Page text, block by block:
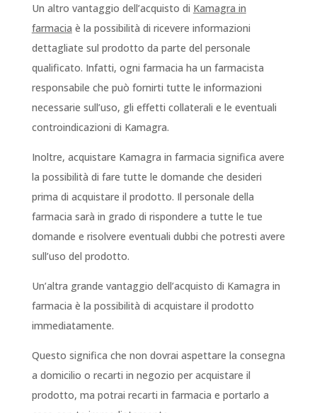
Un altro vantaggio dell’acquisto di Kamagra in
farmacia è la possibilità di ricevere informazioni
dettagliate sul prodotto da parte del personale
qualificato. Infatti, ogni farmacia ha un farmacista
responsabile che può fornirti tutte le informazioni
necessarie sull’uso, gli effetti collaterali e le eventuali
controindicazioni di Kamagra.
Inoltre, acquistare Kamagra in farmacia significa avere
la possibilità di fare tutte le domande che desideri
prima di acquistare il prodotto. Il personale della
farmacia sarà in grado di rispondere a tutte le tue
domande e risolvere eventuali dubbi che potresti avere
sull’uso del prodotto.
Un’altra grande vantaggio dell’acquisto di Kamagra in
farmacia è la possibilità di acquistare il prodotto
immediatamente.
Questo significa che non dovrai aspettare la consegna
a domicilio o recarti in negozio per acquistare il
prodotto, ma potrai recarti in farmacia e portarlo a